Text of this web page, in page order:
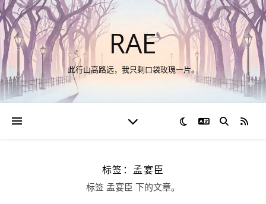
RAE
此行山高路远，我只剩口袋玫瑰一片。
切换语言RSS
标签：孟宴臣
标签 孟宴臣 下的文章。